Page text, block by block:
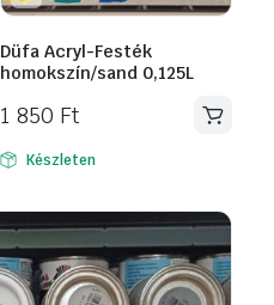
Düfa Acryl-Festék
homokszín/sand 0,125L
1 850 Ft
Készleten